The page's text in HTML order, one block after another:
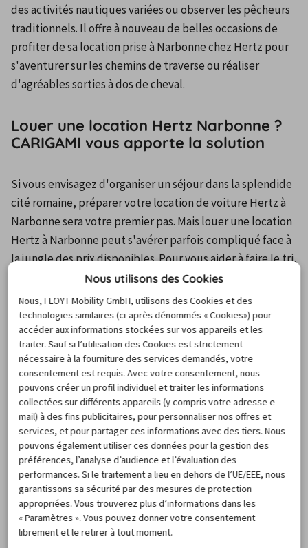
des activités nautiques variées ou observer les pêcheurs
traditionnels. Il offre à nouveau de belles occasions de
profiter de sa location prise à Narbonne chez Hertz pour
s'aventurer sur les chemins de traverse ou réaliser
d'agréables sorties à dos de cheval.
Louer une location Hertz Narbonne ?
CARIGAMI vous apporte la solution
Si vous envisagez d'organiser un séjour dans la splendide
cité romaine, préparer votre location de voiture Hertz à
Narbonne sera votre premier pas. Mais louer une location
Hertz à Narbonne peut s'avérer parfois compliqué face à
la jungle des prix disponibles. Pour vous aider à faire le tri,
CARIGAMI, votre comparateur en ligne se mettra en
quatre pour dénicher une voiture Hertz à Narbonne qui
réponde à vos besoins et votre budget. Grâce à sa
réservation simplifiée en quelques clics de souris, vous
serez assurés de préparer au mieux votre séjour dans le
Midi. Avec CARIGAMI, il n'aura jamais été aussi simple de
trouver une location de vehicule Hertz à Narbonne !
FAQ
Questions fréquentes sur la
location de voiture à Narbonne
Nous utilisons des Cookies
Nous, FLOYT Mobility GmbH, utilisons des Cookies et des
technologies similaires (ci-après dénommés « Cookies») pour
accéder aux informations stockées sur vos appareils et les
traiter. Sauf si l’utilisation des Cookies est strictement
nécessaire à la fourniture des services demandés, votre
consentement est requis. Avec votre consentement, nous
pouvons créer un profil individuel et traiter les informations
collectées sur différents appareils (y compris votre adresse e-
mail) à des fins publicitaires, pour personnaliser nos offres et
services, et pour partager ces informations avec des tiers. Nous
pouvons également utiliser ces données pour la gestion des
préférences, l’analyse d’audience et l’évaluation des
performances. Si le traitement a lieu en dehors de l’UE/EEE, nous
garantissons sa sécurité par des mesures de protection
appropriées. Vous trouverez plus d’informations dans les
« Paramètres ». Vous pouvez donner votre consentement
librement et le retirer à tout moment.